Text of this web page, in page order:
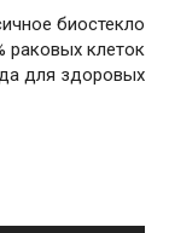
биостекло
раковых клеток
для здоровых